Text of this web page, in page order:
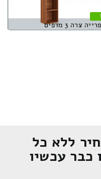
צרה 3 מדפים
ללא כל
כבר עכשיו